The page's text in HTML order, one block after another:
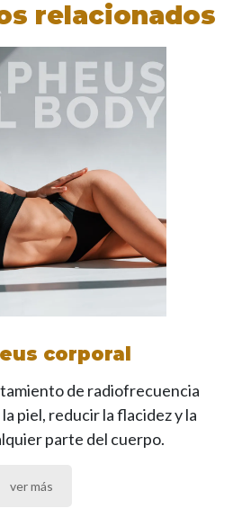
relacionados
corporal
de radiofrecuencia
piel, reducir la flacidez y la
parte del cuerpo.
ver más